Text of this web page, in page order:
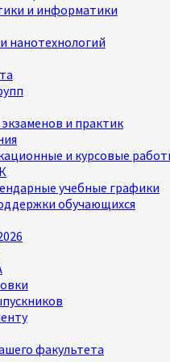
и информатики
нанотехнологий
и практик
и курсовые
учебные графики
обучающихся
факультета